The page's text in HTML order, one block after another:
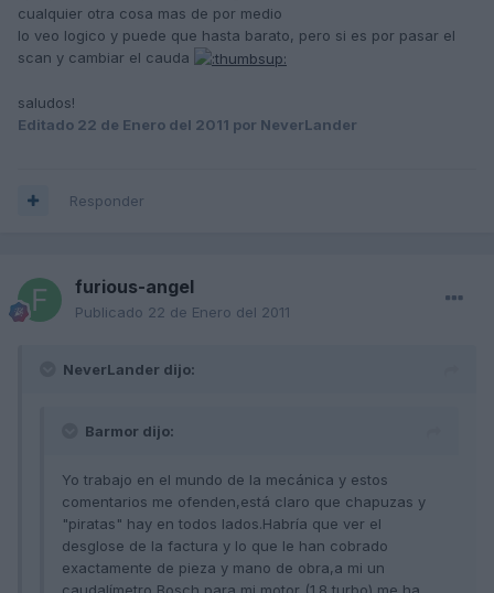
cualquier otra cosa mas de por medio
lo veo logico y puede que hasta barato, pero si es por pasar el
scan y cambiar el cauda
saludos!
Editado 22 de Enero del 2011 por NeverLander
Responder
furious-angel
Publicado 22 de Enero del 2011
NeverLander dijo:
Barmor dijo:
Yo trabajo en el mundo de la mecánica y estos
comentarios me ofenden,está claro que chapuzas y
"piratas" hay en todos lados.Habría que ver el
desglose de la factura y lo que le han cobrado
exactamente de pieza y mano de obra,a mi un